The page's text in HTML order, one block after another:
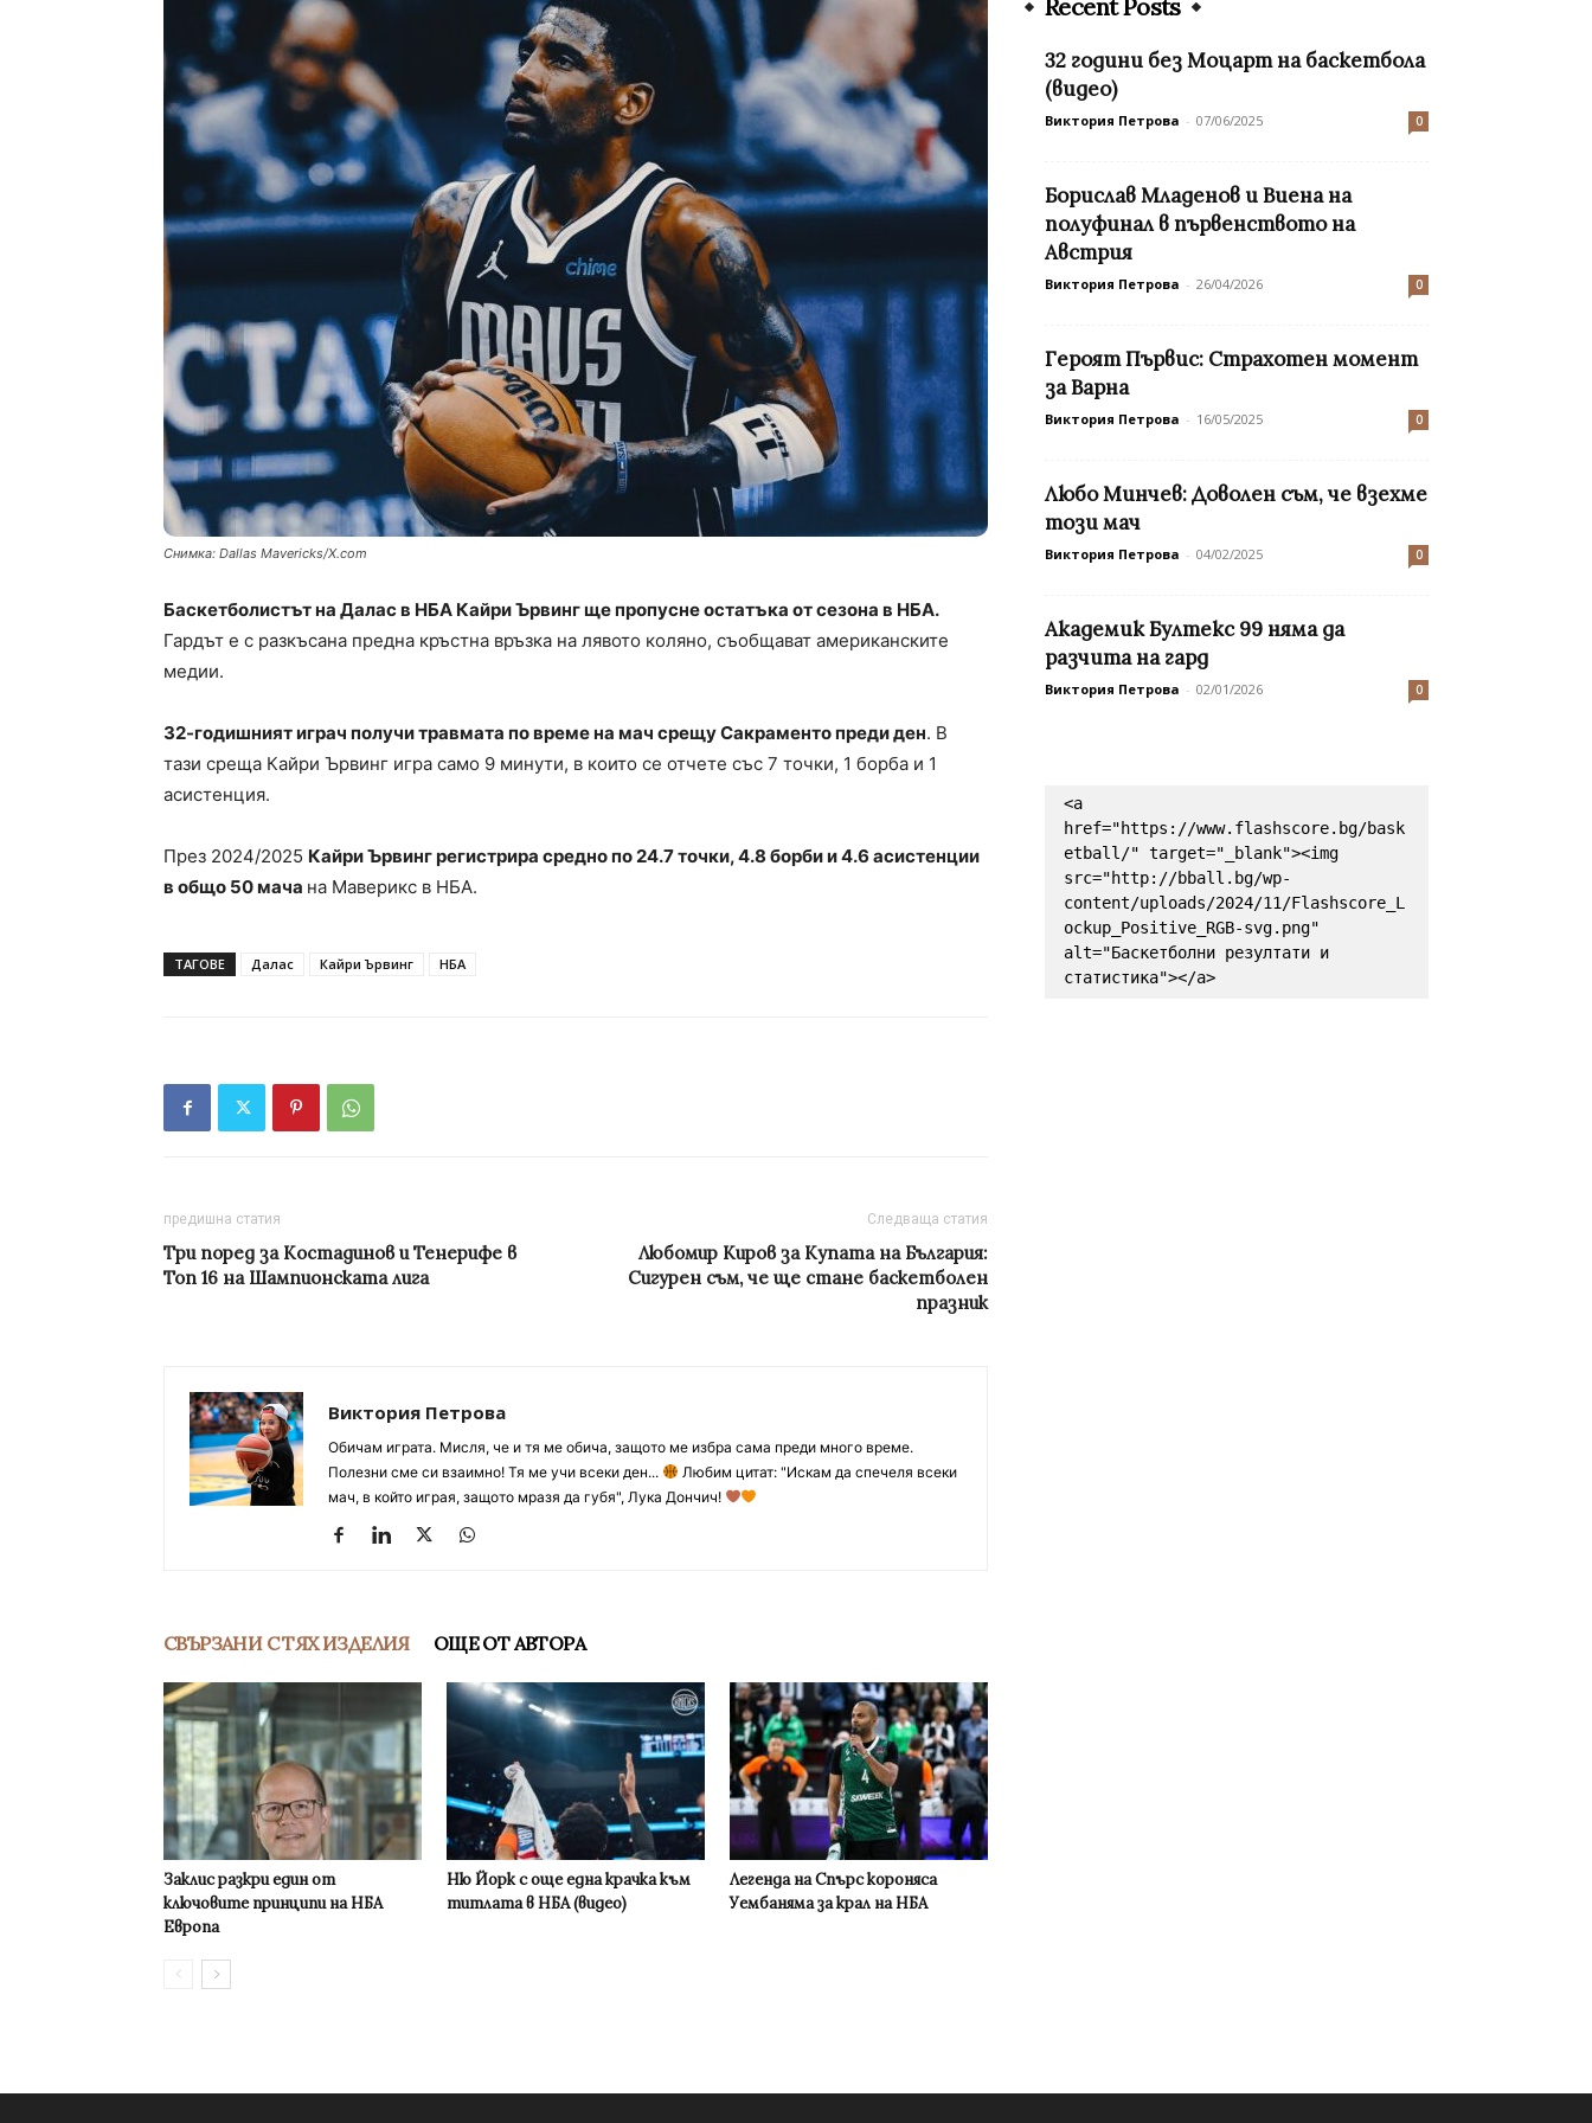
Снимка: Dallas Mavericks/X.com
Баскетболистът на Далас в НБА Кайри Ървинг ще пропусне остатъка от сезона в НБА.
Гардът е с разкъсана предна кръстна връзка на лявото коляно, съобщават американските
медии.
32-годишният играч получи травмата по време на мач срещу Сакраменто преди ден. В
тази среща Кайри Ървинг игра само 9 минути, в които се отчете със 7 точки, 1 борба и 1
асистенция.
През 2024/2025 Кайри Ървинг регистрира средно по 24.7 точки, 4.8 борби и 4.6 асистенции
в общо 50 мача на Маверикс в НБА.
ТАГОВЕ Далас Кайри Ървинг НБА
предишна статия
Три поред за Костадинов и Тенерифе в
Топ 16 на Шампионската лига
Следваща статия
Любомир Киров за Купата на България:
Сигурен съм, че ще стане баскетболен
празник
Виктория Петрова
Обичам играта. Мисля, че и тя ме обича, защото ме избра сама преди много време.
Полезни сме си взаимно! Тя ме учи всеки ден...
Любим цитат: "Искам да спечеля всеки
мач, в който играя, защото мразя да губя", Лука Дончич!
СВЪРЗАНИ С ТЯХ ИЗДЕЛИЯ ОЩЕ ОТ АВТОРА
Заклис разкри един от
ключовите принципи на НБА
Европа
Ню Йорк с още една крачка към
титлата в НБА (видео)
Легенда на Спърс короняса
Уембаняма за крал на НБА
Recent Posts
32 години без Моцарт на баскетбола
(видео)
Виктория Петрова - 07/06/2025 0
Борислав Младенов и Виена на
полуфинал в първенството на
Австрия
Виктория Петрова - 26/04/2026 0
Героят Първис: Страхотен момент
за Варна
Виктория Петрова - 16/05/2025 0
Любо Минчев: Доволен съм, че взехме
този мач
Виктория Петрова - 04/02/2025 0
Академик Бултекс 99 няма да
разчита на гард
Виктория Петрова - 02/01/2026 0
<a
href="https://www.flashscore.bg/bask
etball/" target="_blank"><img
src="http://bball.bg/wp-
content/uploads/2024/11/Flashscore_L
ockup_Positive_RGB-svg.png"
alt="Баскетболни резултати и
статистика"></a>